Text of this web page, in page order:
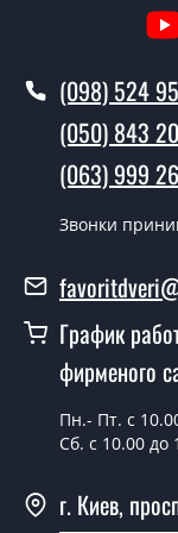
Сколько
Вы
Да производим.
Фаворит
Сколько
Стоимость
Да можно.
(098) 524
(050) 843
(063) 999
Звонки
График
фирменого
Пн.- Пт. с
Сб. с 10.00 до
г. Киев,